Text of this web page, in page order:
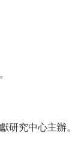
研究中心主辦。